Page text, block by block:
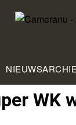
WK